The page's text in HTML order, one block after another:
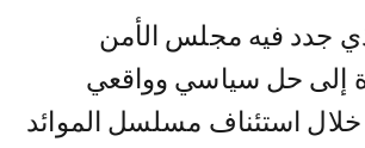
جدد فيه مجلس الأمن
إلى حل سياسي وواقعي
استئناف مسلسل الموائد